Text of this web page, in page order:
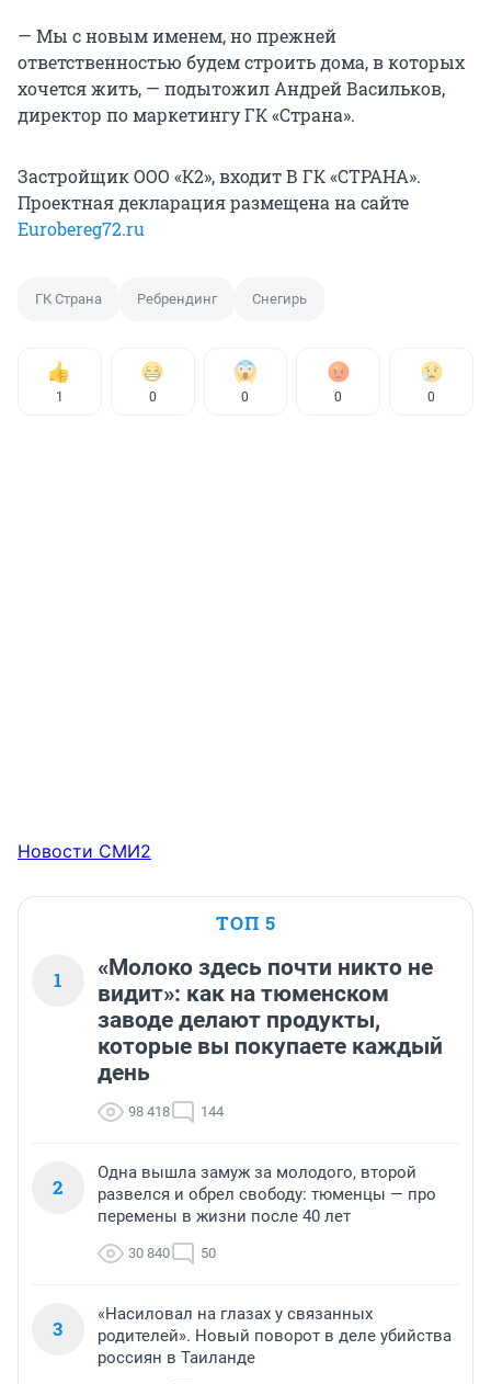
— Мы с новым именем, но прежней
ответственностью будем строить дома, в которых
хочется жить, — подытожил Андрей Васильков,
директор по маркетингу ГК «Страна».
Застройщик ООО «К2», входит В ГК «СТРАНА».
Проектная декларация размещена на сайте
Eurobereg72.ru
ГК Страна Ребрендинг Снегирь
1 0 0 0 0
Новости СМИ2
ТОП 5
1
«Молоко здесь почти никто не
видит»: как на тюменском
заводе делают продукты,
которые вы покупаете каждый
день
98 418 144
2
Одна вышла замуж за молодого, второй
развелся и обрел свободу: тюменцы — про
перемены в жизни после 40 лет
30 840 50
3
«Насиловал на глазах у связанных
родителей». Новый поворот в деле убийства
россиян в Таиланде